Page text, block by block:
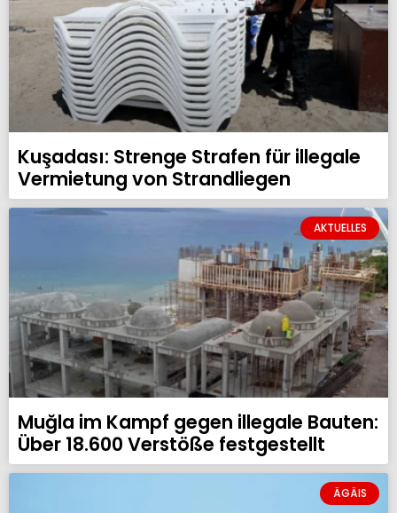
Kuşadası: Strenge Strafen für illegale
Vermietung von Strandliegen
AKTUELLES
Muğla im Kampf gegen illegale Bauten:
Über 18.600 Verstöße festgestellt
ÄGÄIS